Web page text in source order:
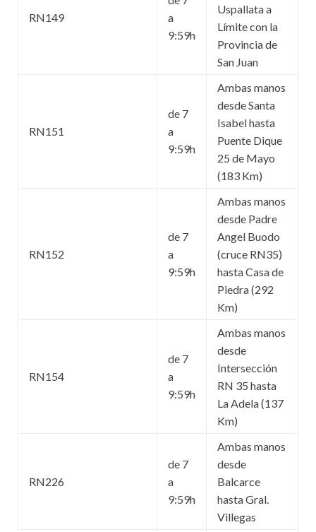
RN149
a
9:59h
Uspallata a
Límite con la
Provincia de
San Juan
RN151
de 7
a
9:59h
Ambas manos
desde Santa
Isabel hasta
Puente Dique
25 de Mayo
(183 Km)
RN152
de 7
a
9:59h
Ambas manos
desde Padre
Angel Buodo
(cruce RN35)
hasta Casa de
Piedra (292
Km)
RN154
de 7
a
9:59h
Ambas manos
desde
Intersección
RN 35 hasta
La Adela (137
Km)
RN226
de 7
a
9:59h
Ambas manos
desde
Balcarce
hasta Gral.
Villegas